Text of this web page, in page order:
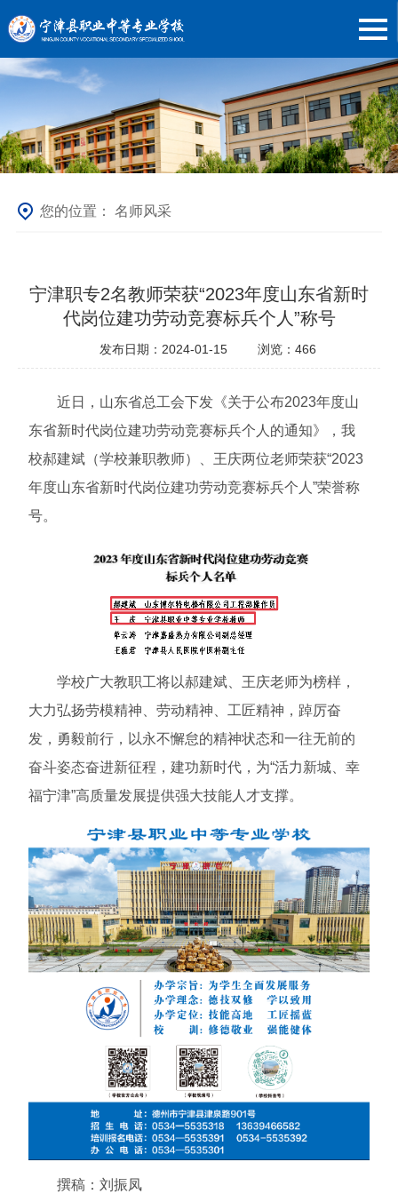
您的位置：名师风采
宁津职专2名教师荣获“2023年度山东省新时
代岗位建功劳动竞赛标兵个人”称号
发布日期：2024-01-15 浏览： 466
近日，山东省总工会下发《关于公布2023年度山
东省新时代岗位建功劳动竞赛标兵个人的通知》，我
校郝建斌（学校兼职教师）、王庆两位老师荣获“2023
年度山东省新时代岗位建功劳动竞赛标兵个人”荣誉称
号。
学校广大教职工将以郝建斌、王庆老师为榜样，
大力弘扬劳模精神、劳动精神、工匠精神，踔厉奋
发，勇毅前行，以永不懈怠的精神状态和一往无前的
奋斗姿态奋进新征程，建功新时代，为“活力新城、幸
福宁津”高质量发展提供强大技能人才支撑。
撰稿：刘振凤